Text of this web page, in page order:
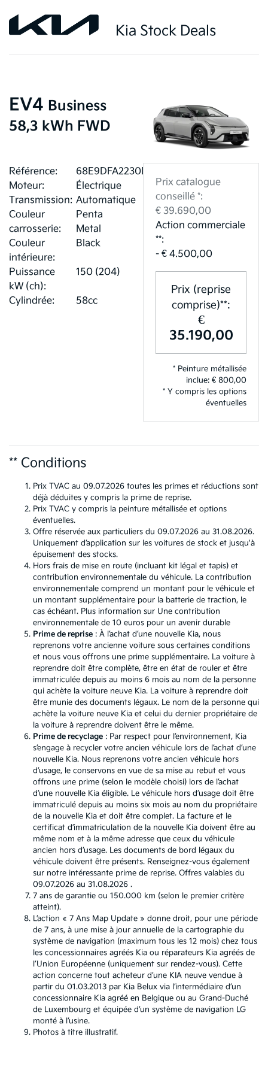
Kia Stock Deals
EV4 Business
58,3 kWh FWD
Référence:
68E9DFA2230DD
Moteur:
Électrique
Transmission: Automatique
Couleur
carrosserie:
Penta
Metal
Couleur
intérieure:
Black
Puissance
kW (ch):
150 (204)
Cylindrée: 58cc
Prix catalogue
conseillé *:
€ 39.690,00
Action commerciale
**:
- € 4.500,00
Prix (reprise
comprise)**:
€
35.190,00
* Peinture métallisée
inclue: € 800,00
* Y compris les options
éventuelles
** Conditions
Prix TVAC au 09.07.2026 toutes les primes et réductions sont
déjà déduites y compris la prime de reprise.
Prix TVAC y compris la peinture métallisée et options
éventuelles.
Offre réservée aux particuliers du 09.07.2026 au 31.08.2026.
Uniquement d’application sur les voitures de stock et jusqu'à
épuisement des stocks.
Hors frais de mise en route (incluant kit légal et tapis) et
contribution environnementale du véhicule. La contribution
environnementale comprend un montant pour le véhicule et
un montant supplémentaire pour la batterie de traction, le
cas échéant. Plus information sur Une contribution
environnementale de 10 euros pour un avenir durable
Prime de reprise : À l’achat d’une nouvelle Kia, nous
reprenons votre ancienne voiture sous certaines conditions
et nous vous offrons une prime supplémentaire. La voiture à
reprendre doit être complète, être en état de rouler et être
immatriculée depuis au moins 6 mois au nom de la personne
qui achète la voiture neuve Kia. La voiture à reprendre doit
être munie des documents légaux. Le nom de la personne qui
achète la voiture neuve Kia et celui du dernier propriétaire de
la voiture à reprendre doivent être le même.
Prime de recyclage : Par respect pour l’environnement, Kia
s’engage à recycler votre ancien véhicule lors de l’achat d’une
nouvelle Kia. Nous reprenons votre ancien véhicule hors
d’usage, le conservons en vue de sa mise au rebut et vous
offrons une prime (selon le modèle choisi) lors de l’achat
d’une nouvelle Kia éligible. Le véhicule hors d’usage doit être
immatriculé depuis au moins six mois au nom du propriétaire
de la nouvelle Kia et doit être complet. La facture et le
certificat d’immatriculation de la nouvelle Kia doivent être au
même nom et à la même adresse que ceux du véhicule
ancien hors d’usage. Les documents de bord légaux du
véhicule doivent être présents. Renseignez-vous également
sur notre intéressante prime de reprise. Offres valables du
09.07.2026 au 31.08.2026 .
7 ans de garantie ou 150.000 km (selon le premier critère
atteint).
L’action « 7 Ans Map Update » donne droit, pour une période
de 7 ans, à une mise à jour annuelle de la cartographie du
système de navigation (maximum tous les 12 mois) chez tous
les concessionnaires agréés Kia ou réparateurs Kia agréés de
l’Union Européenne (uniquement sur rendez-vous). Cette
action concerne tout acheteur d’une KIA neuve vendue à
partir du 01.03.2013 par Kia Belux via l’intermédiaire d’un
concessionnaire Kia agréé en Belgique ou au Grand-Duché
de Luxembourg et équipée d’un système de navigation LG
monté à l’usine.
Photos à titre illustratif.